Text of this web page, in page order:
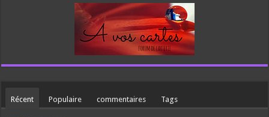
Récent Populaire commentaires Tags